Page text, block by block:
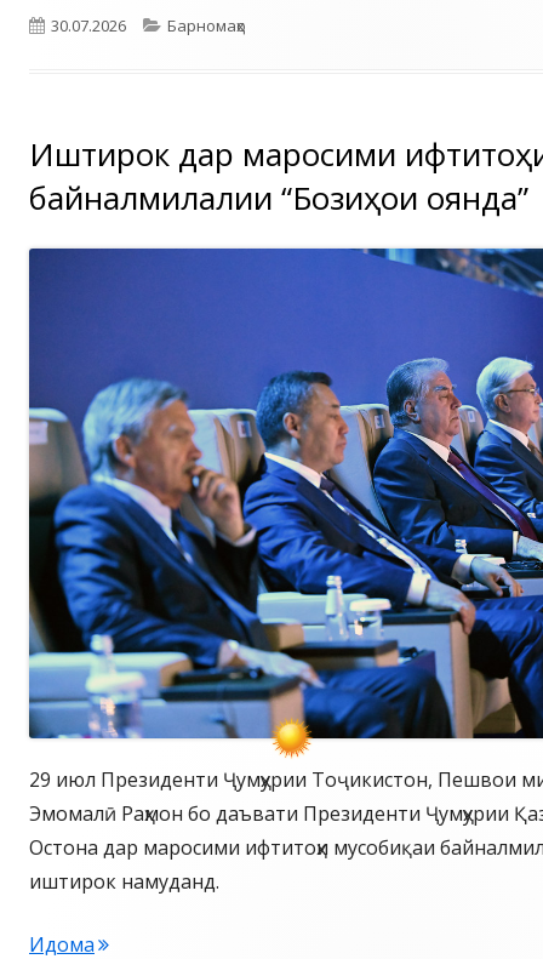
Опубликовано
30.07.2026 Рубрики
Барномаҳо
Иштирок дар маросими
байналмилалии “Бозиҳои оянда”
29 июл Президенти Ҷумҳурии Тоҷикистон, Пешвои
Эмомалӣ Раҳмон бо даъвати Президенти Ҷумҳурии
Остона дар маросими ифтитоҳи мусобиқаи
иштирок намуданд.
Идома